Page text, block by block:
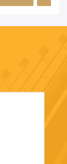
ของที่ทั